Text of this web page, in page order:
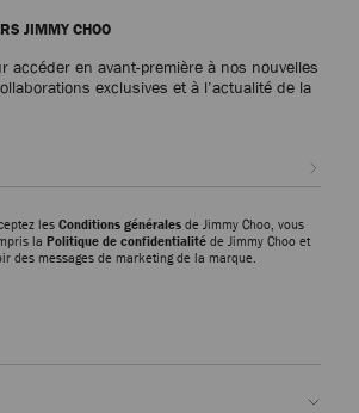
JIMMY CHOO
accéder en avant-première à nos nouvelles
exclusives et à l’actualité de la
les Conditions générales de Jimmy Choo, vous
la Politique de confidentialité de Jimmy Choo et
des messages de marketing de la marque.